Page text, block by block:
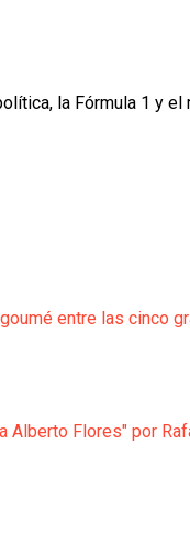
la Fórmula 1 y
entre las cinco
Alberto Flores" por